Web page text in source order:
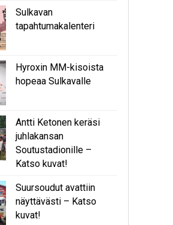
Sulkavan
tapahtumakalenteri
Hyroxin MM-kisoista
hopeaa Sulkavalle
Antti Ketonen keräsi
juhlakansan
Soutustadionille –
Katso kuvat!
Suursoudut avattiin
näyttävästi – Katso
kuvat!